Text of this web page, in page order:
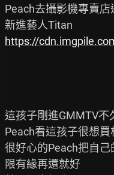
Peach去攝影機專賣
https://
這孩子剛進GMMTV不
Peach看這孩子很想
很好心的Peach把自
限有緣再還就好